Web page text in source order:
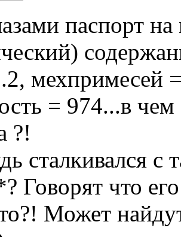
паспорт
мехпримесей
= 974...в чем
?!
сталкивался с
Говорят что
Может